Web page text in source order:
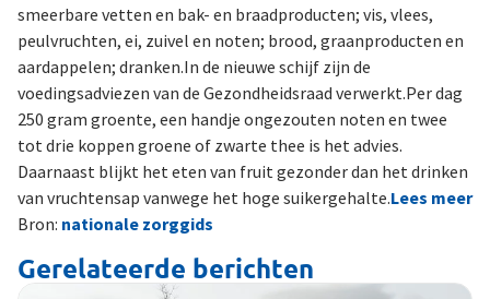
smeerbare vetten en bak- en braadproducten; vis, vlees,
peulvruchten, ei, zuivel en noten; brood, graanproducten en
aardappelen; dranken.In de nieuwe schijf zijn de
voedingsadviezen van de Gezondheidsraad verwerkt.Per dag
250 gram groente, een handje ongezouten noten en twee
tot drie koppen groene of zwarte thee is het advies.
Daarnaast blijkt het eten van fruit gezonder dan het drinken
van vruchtensap vanwege het hoge suikergehalte.Lees meer
Bron: nationale zorggids
Gerelateerde berichten